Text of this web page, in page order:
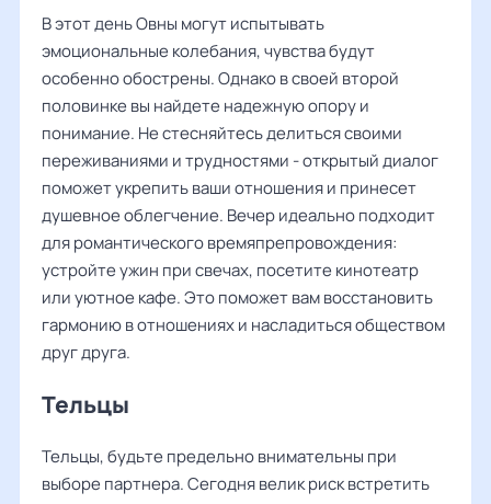
В этот день Овны могут испытывать
эмоциональные колебания, чувства будут
особенно обострены. Однако в своей второй
половинке вы найдете надежную опору и
понимание. Не стесняйтесь делиться своими
переживаниями и трудностями - открытый диалог
поможет укрепить ваши отношения и принесет
душевное облегчение. Вечер идеально подходит
для романтического времяпрепровождения:
устройте ужин при свечах, посетите кинотеатр
или уютное кафе. Это поможет вам восстановить
гармонию в отношениях и насладиться обществом
друг друга.
Тельцы
Тельцы, будьте предельно внимательны при
выборе партнера. Сегодня велик риск встретить